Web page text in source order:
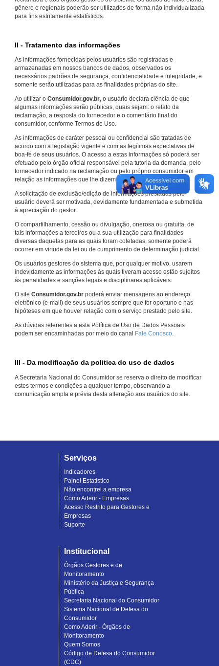
gênero e regionais poderão ser utilizados de forma não individualizada
para fins estritamente estatísticos.
II - Tratamento das informações
As informações fornecidas pelos usuários são registradas e
armazenadas em nossos bancos de dados, observados os
necessários padrões de segurança, confidencialidade e integridade, e
somente serão utilizadas para as finalidades próprias do site.
Ao utilizar o Consumidor.gov.br, o usuário declara ciência de que
algumas informações serão públicas, quais sejam: o relato da
reclamação, a resposta do fornecedor e o comentário final do
consumidor, conforme Termos de Uso.
As informações de caráter pessoal ou confidencial são tratadas de
acordo com a legislação vigente e com as legítimas expectativas de
boa-fé de seus usuários. O acesso a estas informações só poderá ser
efetuado pelo órgão oficial responsável pela tutoria da demanda, pelo
fornecedor indicado na reclamação ou pelo próprio consumidor em
relação as informações que lhe dizem respeito.
A solicitação de exclusão/edição de informações prestadas pelo
usuário deverá ser motivada, devidamente fundamentada e submetida
à apreciação do gestor.
O compartilhamento, cessão ou divulgação, onerosa ou gratuita, de
tais informações a terceiros ou a sua utilização para finalidades
diversas daquelas para as quais foram coletadas, somente poderá
ocorrer em virtude da lei ou de cumprimento de determinação judicial.
Os usuários gestores do sistema que, por qualquer motivo, usarem
indevidamente as informações às quais tiveram acesso estão sujeitos
às penalidades e sanções legais e disciplinares aplicáveis.
O site Consumidor.gov.br poderá enviar mensagens ao endereço
eletrônico (e-mail) de seus usuários sempre que for oportuno e nas
hipóteses em que houver relação com o serviço prestado pelo site.
As dúvidas referentes a esta Política de Uso de Dados Pessoais
podem ser encaminhadas por meio do canal Fale Conosco.
III - Da modificação da politica do uso de dados
A Secretaria Nacional do Consumidor se reserva o direito de modificar
estes termos e condições a qualquer tempo, observando a
comunicação ampla e prévia desta alteração aos usuários do site.
Serviços
Indicadores
Painel Estatístico
Não encontrei a empresa
Como Aderir - Empresas
Acesso Restrito para Gestores e
Empresas
Suporte
Institucional
Órgãos Gestores e de
Monitoramento
Ministério da Justiça e Segurança
Pública
Secretaria Nacional do Consumidor
Sistema Nacional de Defesa do
Consumidor
Como Aderir - Órgãos de
Monitoramento
Quem Somos
Código de Defesa do Consumidor
(CDC)